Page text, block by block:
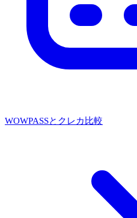
WOWPASSとクレカ比較